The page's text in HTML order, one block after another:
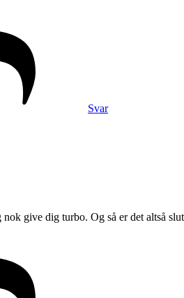
Svar
nok give dig turbo. Og så er det altså